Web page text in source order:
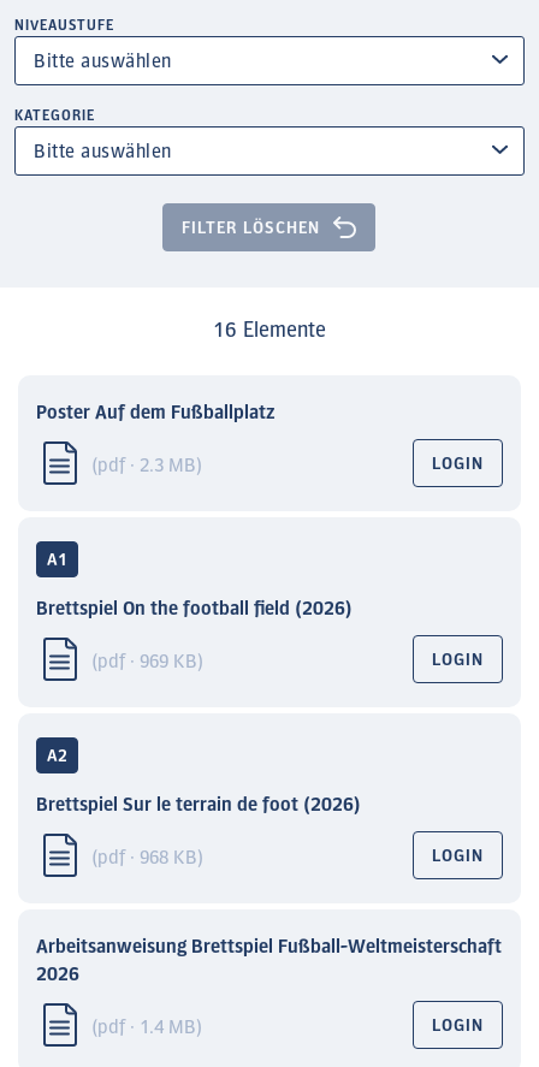
NIVEAUSTUFE
KATEGORIE
FILTER LÖSCHEN
16 Elemente
Poster Auf dem Fußballplatz
(pdf · 2.3 MB) LOGIN
A1
Brettspiel On the football field (2026)
(pdf · 969 KB) LOGIN
A2
Brettspiel Sur le terrain de foot (2026)
(pdf · 968 KB) LOGIN
Arbeitsanweisung Brettspiel Fußball-Weltmeisterschaft
2026
(pdf · 1.4 MB) LOGIN